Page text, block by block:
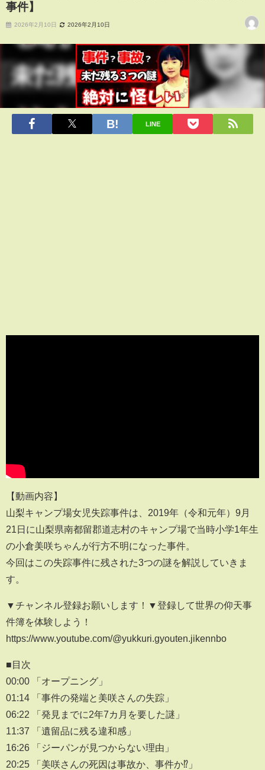
事件】
2026年2月10日 2026年2月10日
LINE
【動画内容】
山梨キャンプ場女児失踪事件は、2019年（令和元年）9月
21日に山梨県南都留郡道志村のキャンプ場で当時小学1年生
の小倉美咲ちゃんが行方不明になった事件。
今回はこの失踪事件に残された3つの謎を解説していきま
す。
▼チャンネル登録お願いします！▼登録して世界の仰天事
件簿を体験しよう！
https://www.youtube.com/@yukkuri.gyouten.jikennbo
■目次
00:00 「オープニング」
01:14 「事件の発端と美咲さんの失踪」
06:22 「発見までに2年7カ月を要した謎」
11:37 「遺留品に残る違和感」
16:26 「ジーパンが見つからない理由」
20:25 「美咲さんの死因は事故か、事件か⁉」